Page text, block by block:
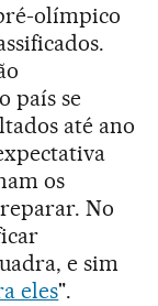
olímpico
país se
até ano
os
No
e sim
eles".